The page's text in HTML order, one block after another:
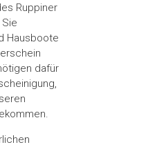
Ruppiner
Hausboote
dafür